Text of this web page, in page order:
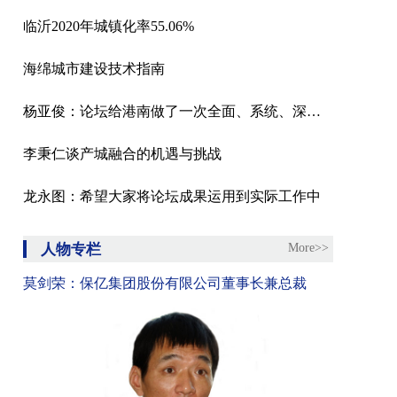
临沂2020年城镇化率55.06%
海绵城市建设技术指南
杨亚俊：论坛给港南做了一次全面、系统、深度的体检
李秉仁谈产城融合的机遇与挑战
龙永图：希望大家将论坛成果运用到实际工作中
人物专栏 More>>
莫剑荣：保亿集团股份有限公司董事长兼总裁